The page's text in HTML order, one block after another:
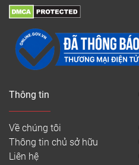
Thông tin
Về chúng tôi
Thông tin chủ sở hữu
Liên hệ